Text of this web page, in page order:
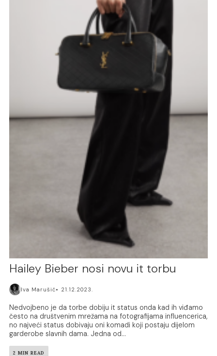
Hailey Bieber nosi novu it torbu
Iva Marušić 21.12.2023.
Nedvojbeno je da torbe dobiju it status onda kad ih viđamo
često na društvenim mrežama na fotografijama influencerica,
no najveći status dobivaju oni komadi koji postaju dijelom
garderobe slavnih dama. Jedna od...
2 MIN READ